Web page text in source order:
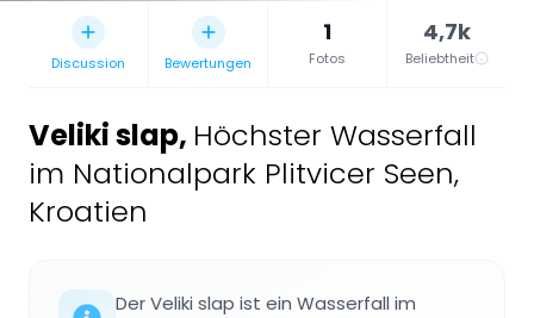
Discussion Bewertungen
1
Fotos
4,7k
Beliebtheit
Veliki slap, Höchster Wasserfall
im Nationalpark Plitvicer Seen,
Kroatien
Der Veliki slap ist ein Wasserfall im